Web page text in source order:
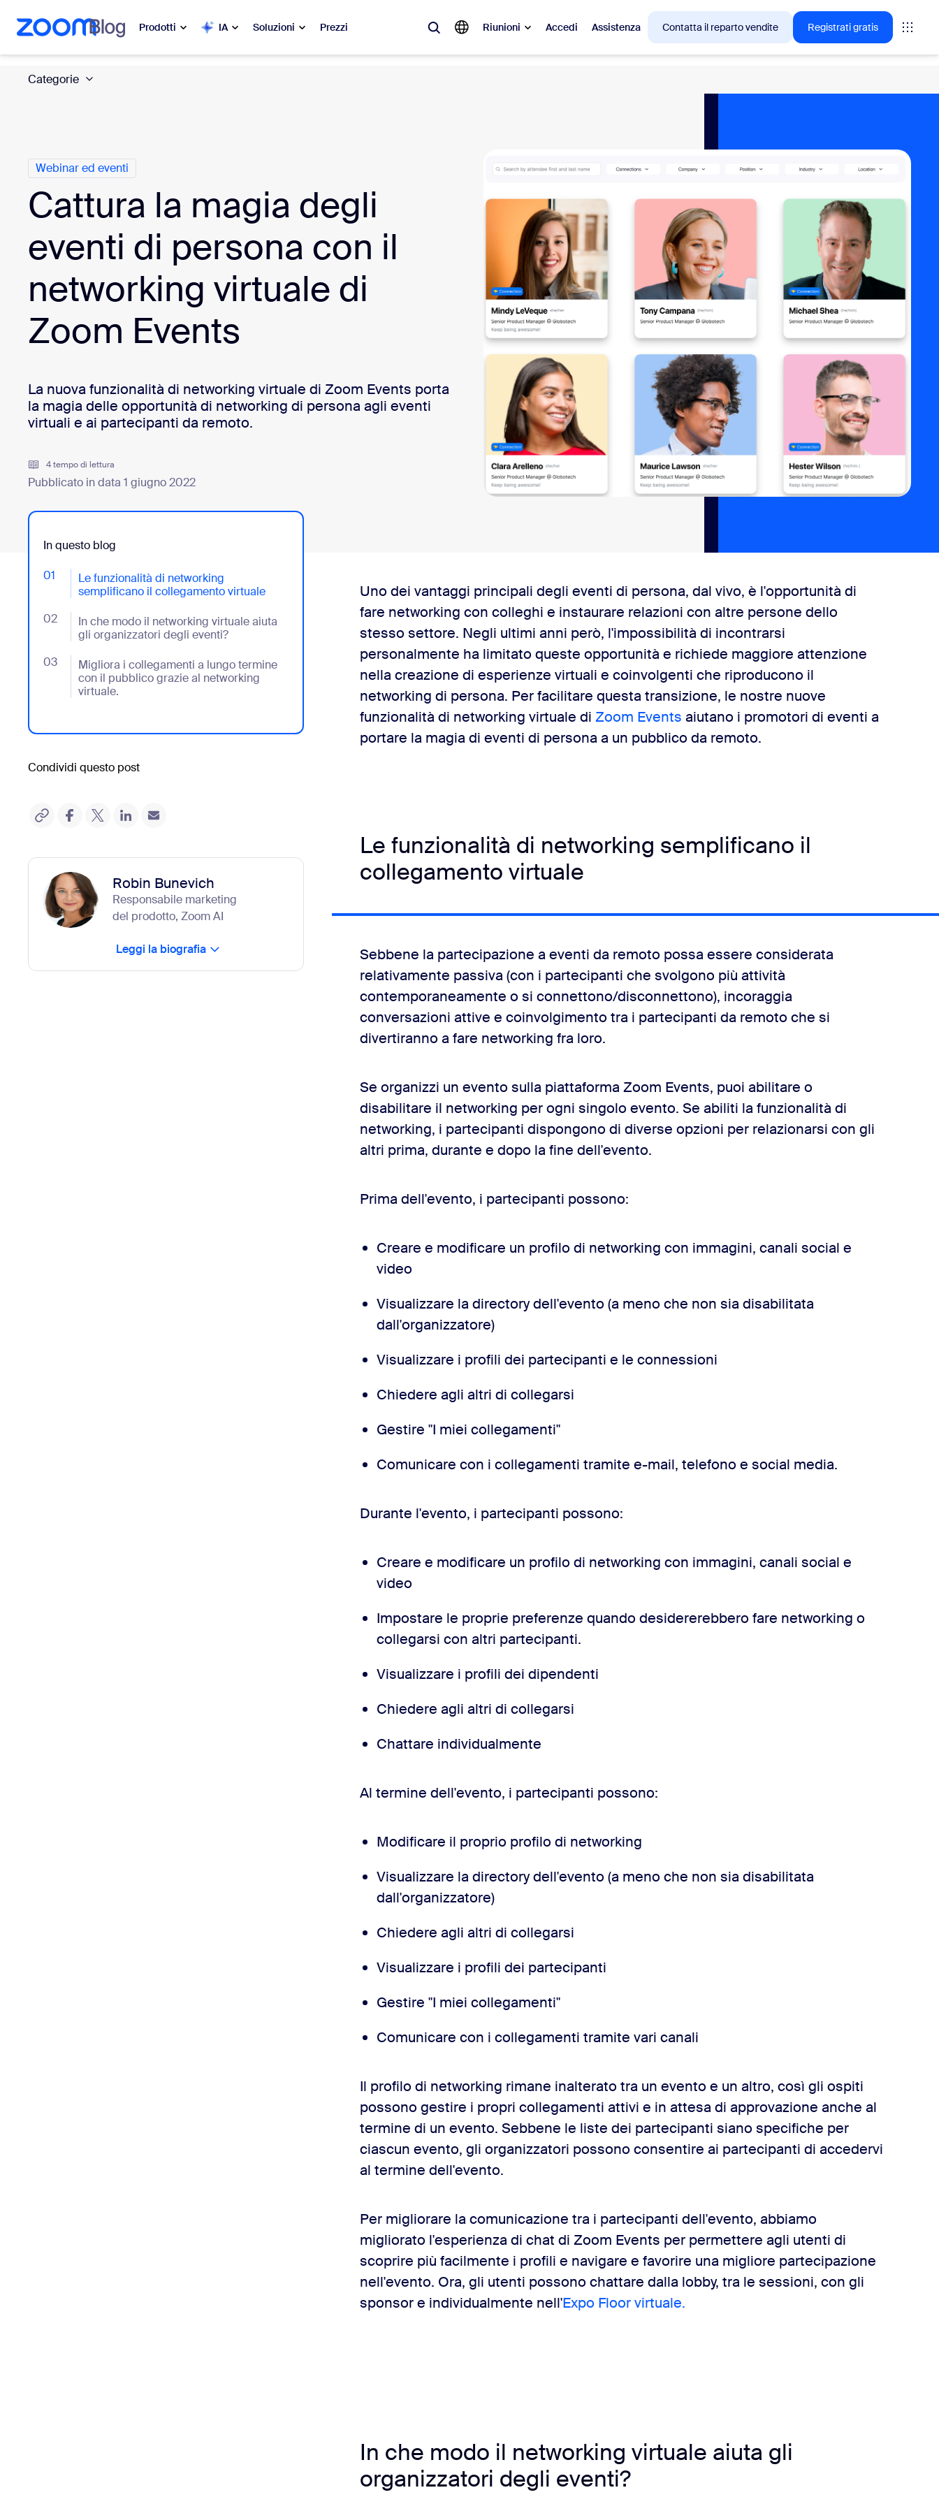
principale
di assistenza Prodotti IA Soluzioni Prezzi Riunioni Accedi Assistenza Contatta il reparto vendite Registrati gratis
In evidenza
Zoom CX
App e integrazioni
Phone Canvas
Contact Center Approfondimenti CX
Bonsai
Categorie
Webinar ed eventi
Cattura la magia degli
eventi di persona con il
networking virtuale di
Zoom Events
La nuova funzionalità di networking virtuale di Zoom Events porta
la magia delle opportunità di networking di persona agli eventi
virtuali e ai partecipanti da remoto.
4 tempo di lettura
Pubblicato in data 1 giugno 2022
In questo blog
01
Le funzionalità di networking
semplificano il collegamento virtuale
- Jumplink to Le funzionalità di networking semplificano il collegamento virtuale
02
In che modo il networking virtuale aiuta
gli organizzatori degli eventi?
- Jumplink to In che modo il networking virtuale aiuta gli organizzatori degli eventi?
03
Migliora i collegamenti a lungo termine
con il pubblico grazie al networking
virtuale.
- Jumplink to Migliora i collegamenti a lungo termine con il pubblico grazie al networking virtuale.
Condividi questo post
Robin Bunevich
Responsabile marketing
del prodotto, Zoom AI
Leggi la biografia
Uno dei vantaggi principali degli eventi di persona, dal vivo, è l'opportunità di
fare networking con colleghi e instaurare relazioni con altre persone dello
stesso settore. Negli ultimi anni però, l'impossibilità di incontrarsi
personalmente ha limitato queste opportunità e richiede maggiore attenzione
nella creazione di esperienze virtuali e coinvolgenti che riproducono il
networking di persona. Per facilitare questa transizione, le nostre nuove
funzionalità di networking virtuale di Zoom Events aiutano i promotori di eventi a
portare la magia di eventi di persona a un pubblico da remoto.
Le funzionalità di networking semplificano il
collegamento virtuale
Sebbene la partecipazione a eventi da remoto possa essere considerata
relativamente passiva (con i partecipanti che svolgono più attività
contemporaneamente o si connettono/disconnettono), incoraggia
conversazioni attive e coinvolgimento tra i partecipanti da remoto che si
divertiranno a fare networking fra loro.
Se organizzi un evento sulla piattaforma Zoom Events, puoi abilitare o
disabilitare il networking per ogni singolo evento. Se abiliti la funzionalità di
networking, i partecipanti dispongono di diverse opzioni per relazionarsi con gli
altri prima, durante e dopo la fine dell'evento.
Prima dell'evento, i partecipanti possono:
Creare e modificare un profilo di networking con immagini, canali social e
video
Visualizzare la directory dell'evento (a meno che non sia disabilitata
dall'organizzatore)
Visualizzare i profili dei partecipanti e le connessioni
Chiedere agli altri di collegarsi
Gestire "I miei collegamenti"
Comunicare con i collegamenti tramite e-mail, telefono e social media.
Durante l'evento, i partecipanti possono:
Creare e modificare un profilo di networking con immagini, canali social e
video
Impostare le proprie preferenze quando desidererebbero fare networking o
collegarsi con altri partecipanti.
Visualizzare i profili dei dipendenti
Chiedere agli altri di collegarsi
Chattare individualmente
Al termine dell'evento, i partecipanti possono:
Modificare il proprio profilo di networking
Visualizzare la directory dell'evento (a meno che non sia disabilitata
dall'organizzatore)
Chiedere agli altri di collegarsi
Visualizzare i profili dei partecipanti
Gestire "I miei collegamenti"
Comunicare con i collegamenti tramite vari canali
Il profilo di networking rimane inalterato tra un evento e un altro, così gli ospiti
possono gestire i propri collegamenti attivi e in attesa di approvazione anche al
termine di un evento. Sebbene le liste dei partecipanti siano specifiche per
ciascun evento, gli organizzatori possono consentire ai partecipanti di accedervi
al termine dell'evento.
Per migliorare la comunicazione tra i partecipanti dell'evento, abbiamo
migliorato l'esperienza di chat di Zoom Events per permettere agli utenti di
scoprire più facilmente i profili e navigare e favorire una migliore partecipazione
nell'evento. Ora, gli utenti possono chattare dalla lobby, tra le sessioni, con gli
sponsor e individualmente nell'Expo Floor virtuale.
In che modo il networking virtuale aiuta gli
organizzatori degli eventi?